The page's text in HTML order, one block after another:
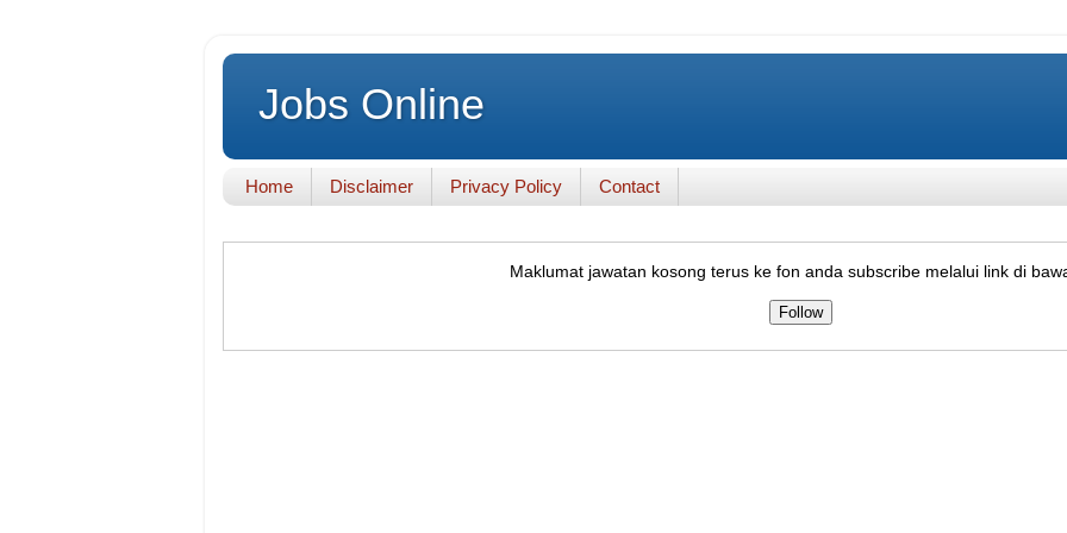
Jobs Online
Home Disclaimer Privacy Policy Contact
Maklumat jawatan kosong terus ke fon anda subscribe melalui link di